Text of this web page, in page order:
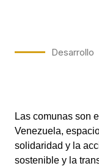
Desarrollo
Las comunas son
Venezuela,
solidaridad y la
sostenible y la